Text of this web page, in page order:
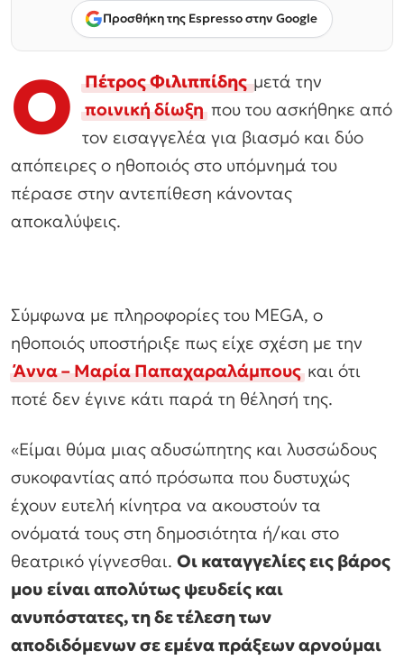
Προσθήκη της Espresso στην Google
Ο Πέτρος Φιλιππίδης μετά την
ποινική δίωξηπου του ασκήθηκε από
τον εισαγγελέα για βιασμό και δύο
απόπειρες ο ηθοποιός στο υπόμνημά του
πέρασε στην αντεπίθεση κάνοντας
αποκαλύψεις.
Σύμφωνα με πληροφορίες του MEGA, ο
ηθοποιός υποστήριξε πως είχε σχέση με την
Άννα – Μαρία Παπαχαραλάμπους και ότι
ποτέ δεν έγινε κάτι παρά τη θέλησή της.
«Είμαι θύμα μιας αδυσώπητης και λυσσώδους
συκοφαντίας από πρόσωπα που δυστυχώς
έχουν ευτελή κίνητρα να ακουστούν τα
ονόματά τους στη δημοσιότητα ή/και στο
θεατρικό γίγνεσθαι. Οι καταγγελίες εις βάρος
μου είναι απολύτως ψευδείς και
ανυπόστατες, τη δε τέλεση των
αποδιδόμενων σε εμένα πράξεων αρνούμαι